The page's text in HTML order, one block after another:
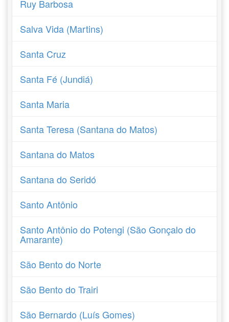
Ruy Barbosa
Salva Vida (Martins)
Santa Cruz
Santa Fé (Jundiá)
Santa Maria
Santa Teresa (Santana do Matos)
Santana do Matos
Santana do Seridó
Santo Antônio
Santo Antônio do Potengi (São Gonçalo do
Amarante)
São Bento do Norte
São Bento do Trairi
São Bernardo (Luís Gomes)